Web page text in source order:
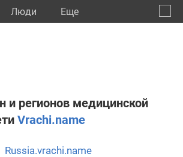
Люди Eще
и регионов медицинской
Vrachi.name
russia.vrachi.name